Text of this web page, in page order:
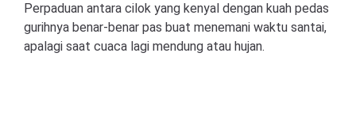
Perpaduan antara cilok yang kenyal dengan kuah pedas
gurihnya benar-benar pas buat menemani waktu santai,
apalagi saat cuaca lagi mendung atau hujan.